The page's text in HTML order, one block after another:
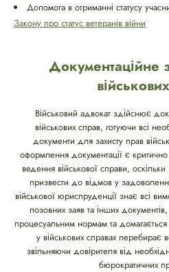
Допомога в отриманні статусу
Закону про статус ветеранів війни
Документаційне
Військовий адвокат здійснює
військових справ, готуючи всі
документи для захисту прав
оформлення документації є
ведення військової справи,
призвести до відмов у
військової юриспруденції знає всі
позовних заяв та інших
процесуальним нормам та
у військових справах
звільняючи довірителя від
бюрократичних